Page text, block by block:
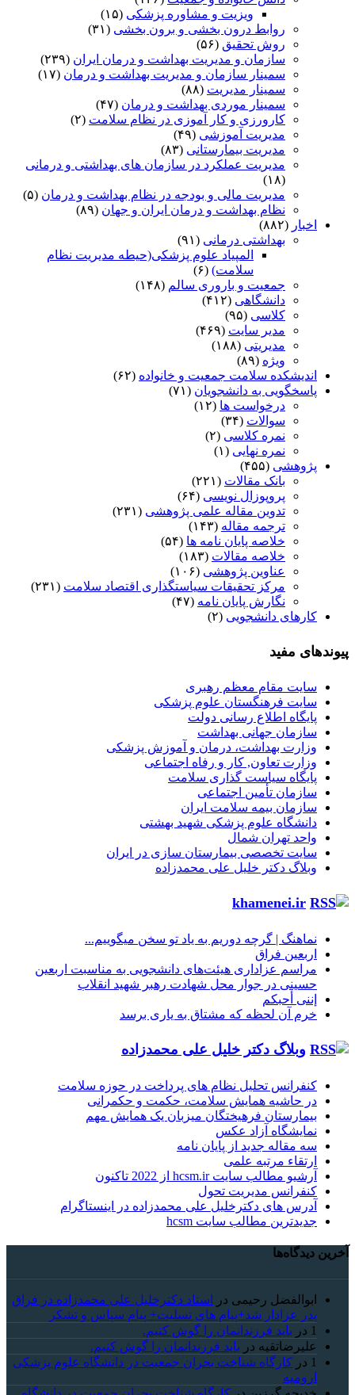
ویزیت و مشاوره پزشکی (۱۵)
روابط درون بخشی و برون بخشی (۳۱)
روش تحقیق (۵۶)
سازمان و مدیریت بهداشت و درمان ایران (۲۳۹)
سمینار سازمان و مدیریت بهداشت و درمان (۱۷)
سمینار مدیریت (۸۸)
سمینار موردی بهداشت و درمان (۴۷)
کارورزی و کار آموزی در نظام سلامت (۲)
مدیریت آموزشی (۴۹)
مدیریت بیمارستانی (۸۳)
مدیریت عملکرد در سازمان های بهداشتی و درمانی
(۱۸)
مدیریت مالی و بودجه در نظام بهداشت و درمان (۵)
نظام بهداشت و درمان ایران و جهان (۸۹)
اخبار (۸۸۲)
بهداشتی درمانی (۹۱)
المپیاد علوم پزشکی(حیطه مدیریت نظام
سلامت) (۶)
جمعیت و باروری سالم (۱۴۸)
دانشگاهی (۴۱۲)
کلاسی (۹۵)
مدیر سایت (۴۶۹)
مدیریتی (۱۸۸)
ویژه (۸۹)
اندیشکده سلامت جمعیت و خانواده (۶۲)
پاسخگویی به دانشجویان (۷۱)
درخواست ها (۱۲)
سوالات (۳۴)
نمره کلاسی (۲)
نمره نهایی (۱)
پژوهشی (۴۵۵)
بانک مقالات (۲۲۱)
پروپوزال نویسی (۶۴)
تدوین مقاله علمی پژوهشی (۲۳۱)
ترجمه مقاله (۱۴۳)
خلاصه پایان نامه ها (۵۴)
خلاصه مقالات (۱۸۳)
عناوین پژوهشی (۱۰۶)
مرکز تحقیقات سیاستگذاری اقتصاد سلامت (۲۳۱)
نگارش پایان نامه (۴۷)
کارهای دانشجویی (۲)
پیوندهای مفید
سایت مقام معظم رهبری
سایت فرهنگستان علوم پزشکی
پایگاه اطلاع رسانی دولت
سازمان جهانی بهداشت
وزارت بهداشت، درمان و آموزش پزشکی
وزارت تعاون, کار و رفاه اجتماعی
پایگاه سیاست گذاری سلامت
سازمان تأمین اجتماعی
سازمان بیمه سلامت ایران
دانشگاه علوم پزشکی شهید بهشتی
واحد تهران شمال
سایت تخصصی بیمارستان سازی در ایران
وبلاگ دکتر خلیل علی محمدزاده
khamenei.ir
نماهنگ |‌ گرچه دوریم به یاد تو سخن میگوییم...
اربعین فراق
مراسم عزاداری هیئت‌های دانشجویی به مناسبت اربعین
حسینی در جوار محل شهادت رهبر شهید انقلاب
إننی أحبکم
خرم آن لحظه که مشتاق به یاری برسد
وبلاگ دکتر خلیل علی محمدزاده
کنفرانس تحلیل نظام های پرداخت در حوزه سلامت
در حاشیه همایش سلامت، حکمت و حکمرانی
بیمارستان فرهیختگان میزبان یک همایش مهم
نمایشگاه آزاد عکس
سه مقاله جدید از پایان نامه
ارتقاء مرتبه علمی
آرشیو مطالب سایت hcsm.ir از 2022 تاکنون
کنفرانس مدیریت تحول
آدرس های دکترخلیل علی محمدزاده در اینستاگرام
جدیدترین مطالب سایت hcsm
آخرین دیدگاه‌ها
ابوالفضل رحیمی در
استاد دکترخلیل علی محمدزاده در فراق
پدر عزادار شد+پیام های تسلیت+ پیام سپاس و تشکر
1 در باید فرزندانمان را گوش کنیم.
علیرضاتقیه در باید فرزندانمان را گوش کنیم.
1 در کارگاه شناخت بحران جمعیت در دانشگاه علوم پزشکی
ارومیه